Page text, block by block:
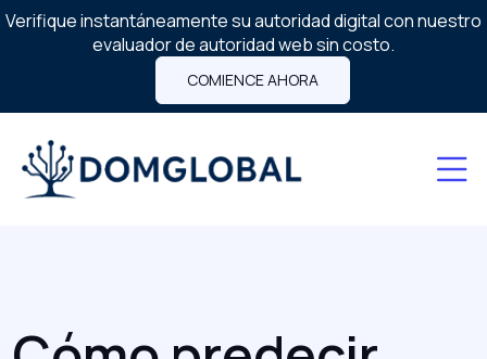
Verifique instantáneamente su autoridad digital con nuestro
evaluador de autoridad web sin costo.
COMIENCE AHORA